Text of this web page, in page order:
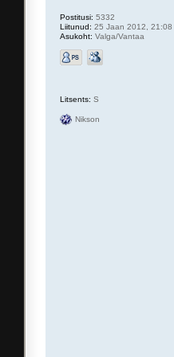
Postitusi: 5332
Liitunud: 25 Jaan 2012, 21:08
Asukoht: Valga/Vantaa
Litsents: S
Nikson